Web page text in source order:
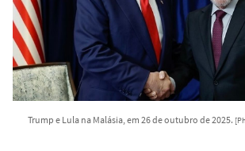
Trump e Lula na Malásia, em 26 de outubro de 2025.